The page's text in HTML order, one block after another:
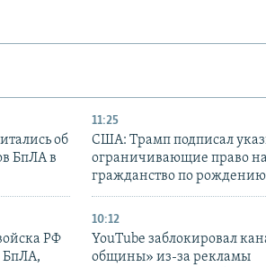
об
БпЛА в
11:25
США: Трамп подписал
ограничивающие право на
гражданство по рождению
РФ
БпЛА,
10:12
YouTube заблокировал
общины» из-за рекламы